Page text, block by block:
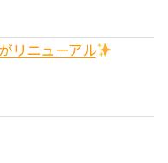
リニューアル